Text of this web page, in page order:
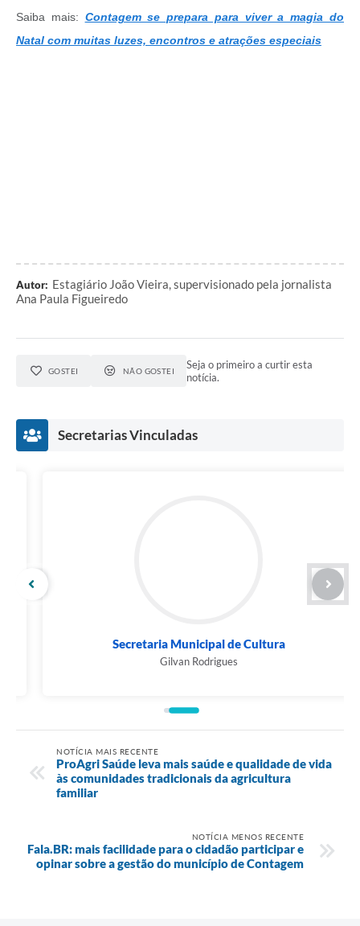
Saiba mais: Contagem se prepara para viver a magia do
Natal com muitas luzes, encontros e atrações especiais
Autor: Estagiário João Vieira, supervisionado pela jornalista
Ana Paula Figueiredo
GOSTEI NÃO GOSTEI
Seja o primeiro a curtir esta
notícia.
Secretarias Vinculadas
Secretaria Municipal de Cultura
Gilvan Rodrigues
NOTÍCIA MAIS RECENTE
ProAgri Saúde leva mais saúde e qualidade de vida
às comunidades tradicionais da agricultura
familiar
NOTÍCIA MENOS RECENTE
Fala.BR: mais facilidade para o cidadão participar e
opinar sobre a gestão do município de Contagem